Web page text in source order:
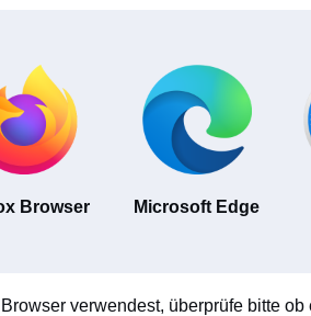
Browser Microsoft Edge
verwendest, überprüfe bitte